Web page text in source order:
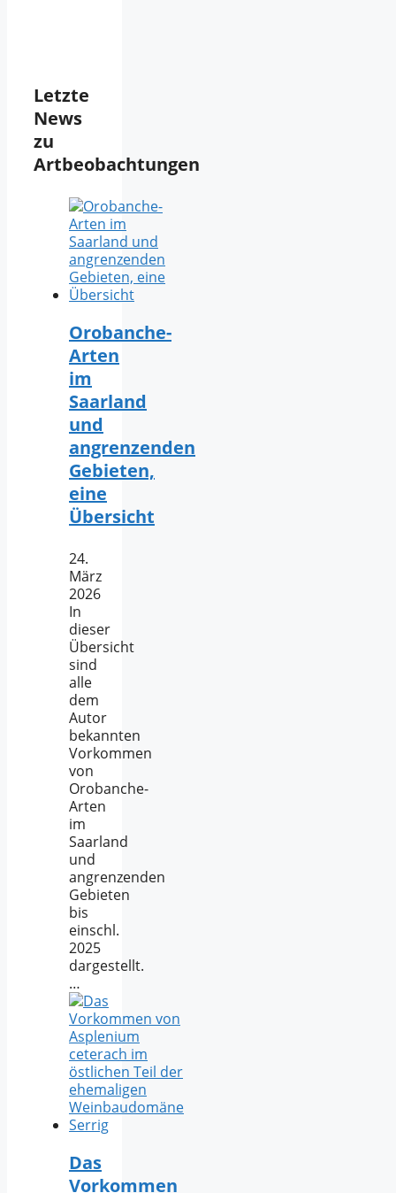
Letzte
News
zu
Artbeobachtungen
Orobanche-
Arten
im
Saarland
und
angrenzenden
Gebieten,
eine
Übersicht
24.
März
2026
In
dieser
Übersicht
sind
alle
dem
Autor
bekannten
Vorkommen
von
Orobanche-
Arten
im
Saarland
und
angrenzenden
Gebieten
bis
einschl.
2025
dargestellt.
…
Das
Vorkommen